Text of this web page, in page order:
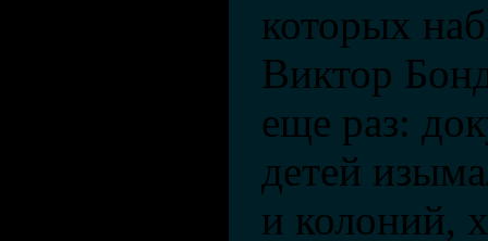
которых
Виктор
еще раз:
детей
и колоний,